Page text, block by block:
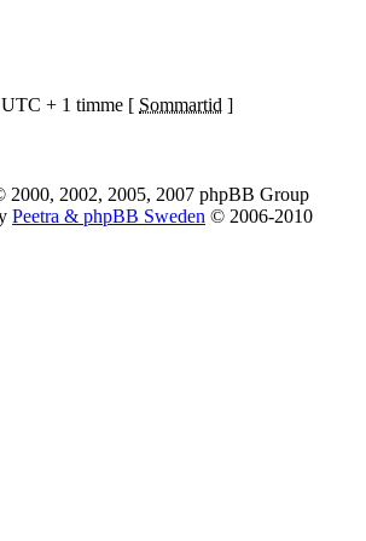
+ 1 timme [ Sommartid ]
2000, 2002, 2005, 2007 phpBB Group
Peetra & phpBB Sweden © 2006-2010